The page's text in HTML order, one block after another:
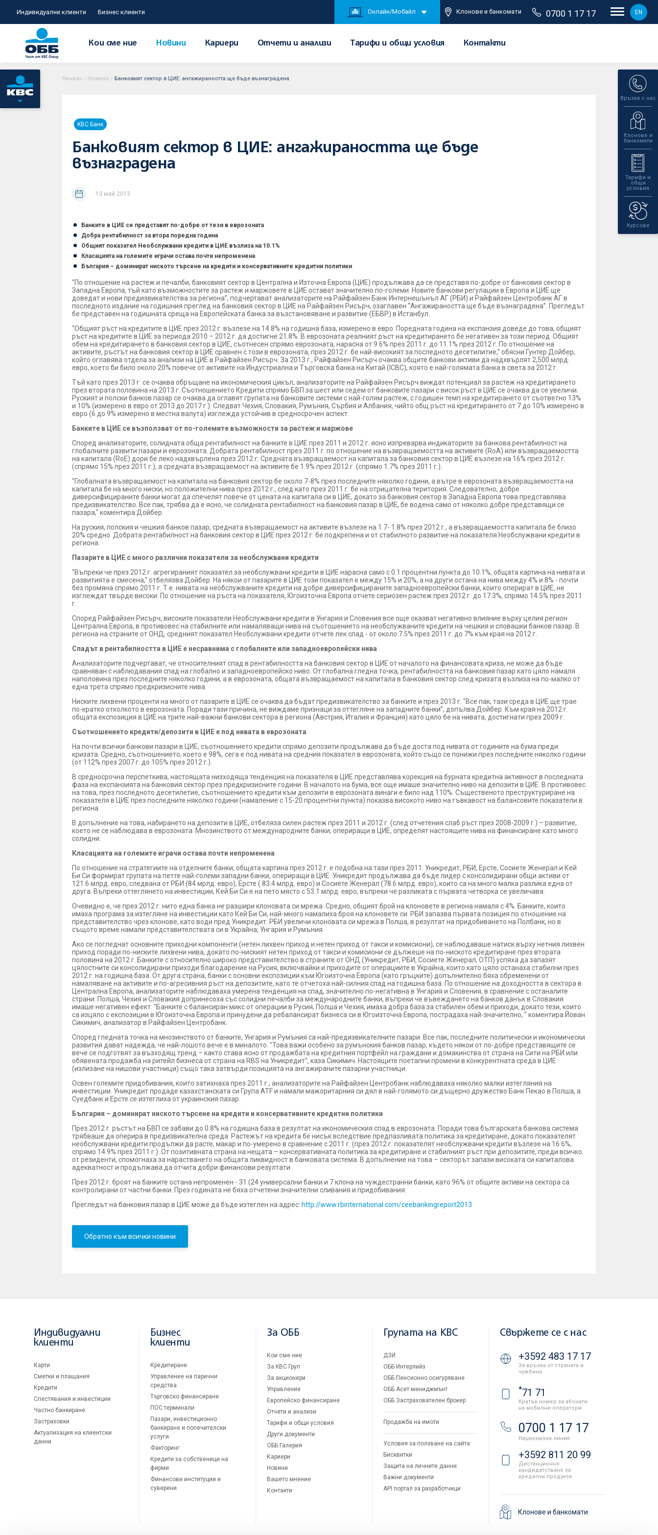
Индивидуални клиенти Бизнес клиенти Онлайн/Мобайл Клонове и банкомати 0700 1 17 17 EN
Кои сме ние Новини Кариери Отчети и анализи Тарифи и общи условия Контакти
Връзка с нас
Клонове и
банкомати
Тарифи и
общи
условия
Курсове
Начало / Новини / Банковият сектор в ЦИЕ: ангажираността ще бъде възнаградена
KBC Банк
Банковият сектор в ЦИЕ: ангажираността ще бъде
възнаградена
13 май 2013
Банките в ЦИЕ се представят по-добре от тези в еврозоната
Добра рентабилност за втора поредна година
Oбщият показател Необслужвани кредити в ЦИЕ възлиза на 10.1%
Класацията на големите играчи остава почти непроменена
България – доминират ниското търсене на кредити и консервативните кредитни политики
"По отношение на растеж и печалби, банковият сектор в Централна и Източна Европа (ЦИЕ) продължава да се представя по-добре от банковия сектор в
Западна Европа, тъй като възможностите за растеж и маржовете в ЦИЕ остават значително по-големи. Новите банкови регулации в Европа и ЦИЕ ще
доведат и нови предизвикателства за региона”, подчертават анализаторите на Райфайзен Банк Интернешънъл АГ (РБИ) и Райфайзен Центробанк АГ в
последното издание на годишния преглед на банковия сектор в ЦИЕ на Райфайзен Рисърч, озаглавен “Ангажираността ще бъде възнаградена”. Прегледът
бе представен на годишната среща на Европейската банка за възстановяване и развитие (ЕБВР) в Истанбул.
“Общият ръст на кредитите в ЦИЕ през 2012 г. възлезе на 14.8% на годишна база, измерено в евро. Поредната година на експанзия доведе до това, общият
ръст на кредитите в ЦИЕ за периода 2010 – 2012 г. да достигне 21.8%. В еврозоната реалният ръст на кредитирането бе негативен за този период. Общият
обем на кредитирането в банковия сектор в ЦИЕ, съотнесен спрямо еврозоната, нарасна от 9.6% през 2011 г. до 11.1% през 2012 г. По отношение на
активите, ръстът на банковия сектор в ЦИЕ сравнен с този в еврозоната, през 2012 г. бе най-високият за последното десетилитие,” обясни Гунтер Дойбер,
който оглавява отдела за анализи на ЦИЕ в Райфайзен Рисърч. За 2013 г., Райфайзен Рисърч очаква общите банкови активи да надхвърлят 2,500 млрд.
евро, което би било около 20% повече от активите на Индустриална и Търговска банка на Китай (ICBC), която е най-голямата банка в света за 2012 г.
Тъй като през 2013 г. се очаква обръщане на икономическия цикъл, анализаторите на Райфайзен Рисърч виждат потенциал за растеж на кредитирането
през втората половина на 2013 г. Съотношението Кредити спрямо БВП за шест или седем от банковите пазари с висок ръст в ЦИЕ се очаква да се увеличи.
Руският и полски банков пазар се очаква да оглавят групата на банковите системи с най-голям растеж, с годишен темп на кредитирането от съответно 13%
и 10% (измерено в евро от 2013 до 2017 г.). Следват Чехия, Словакия, Румъния, Сърбия и Албания, чийто общ ръст на кредитирането от 7 до 10% измерено в
евро (6 до 9% измерено в местна валута) изглежда устойчив в средносрочен аспект.
Банките в ЦИЕ се възползват от по-големите възможности за растеж и маржове
Според анализаторите, солидната обща рентабилност на банките в ЦИЕ през 2011 и 2012 г. ясно изпреварва индикаторите за банкова рентабилност на
глобалните развити пазари и еврозоната. Добрата рентабилност през 2011 г. по отношение на възвращаемостта на активите (RoA) или възвращаемостта
на капитала (RoE) дори бе леко надхвърлена през 2012 г. Средната възвращаемост на капитала за банковия сектор в ЦИЕ възлезе на 16% през 2012 г.
(спрямо 15% през 2011 г.), а средната възвращаемост на активите бе 1.9% през 2012 г. (спрямо 1.7% през 2011 г.).
"Глобалната възвращаемост на капитала на банковия сектор бе около 7-8% през последните няколко години, а вътре в еврозоната възвращаемостта на
капитала бе на много ниски, но положителни нива през 2012 г., след като през 2011 г. бе на отрицателна територия. Следователно, добре
диверсифицираните банки могат да спечелят повече от цената на капитала си в ЦИЕ, докато за банковия сектор в Западна Европа това представлява
предизвикателство. Все пак, трябва да е ясно, че солидната рентабилност на банковия пазар в ЦИЕ, бе водена само от няколко добре представящи се
пазара," коментира Дойбер.
На руския, полския и чешкия банков пазар, средната възвращаемост на активите възлезе на 1.7- 1.8% през 2012 г., а възвращаемостта капитала бе близо
20% средно. Добрата рентабилност на банковия сектор в ЦИЕ през 2012 г. бе подкрепена и от стабилното развитие на показателя Необслужвани кредити в
региона.
Пазарите в ЦИЕ с много различни показатели за необслужвани кредити
"Въпреки че през 2012 г. агрегираният показател за необслужвани кредити в ЦИЕ нарасна само с 0.1 процентни пункта до 10.1%, общата картина на нивата и
развитията е смесена," отбелязва Дойбер. На някои от пазарите в ЦИЕ този показател е между 15% и 20%, а на други остана на нива между 4% и 8% - почти
без промяна спрямо 2011 г. Т.е. нивата на необслужваните кредити на добре диверсифицираните западноевропейски банки, които оперират в ЦИЕ, не
изглеждат твърде високи. По отношение на ръста на показателя, Югоизточна Европа отчете сериозен растеж през 2012 г. до 17.3%, спрямо 14.5% през 2011
г.
Според Райфайзен Рисърч, високите показатели Необслужвани кредити в Унгария и Словения все още оказват негативно влияние върху целия регион
Централна Европа, в противовес на стабилните или намаляващи нива на съотошението на необслужваните кредити на чешкия и словашки банков пазар. В
региона на страните от ОНД, средният показател Необслужвани кредити отчете лек спад - от около 7.5% през 2011 г. до 7% към края на 2012 г.
Спадът в рентабилността в ЦИЕ е несравнима с глобалните или западноевропейски нива
Анализаторите подчертават, че относителният спад в рентабилността на банковия сектор в ЦИЕ от началото на финансовата криза, не може да бъде
сравняван с наблюдавания спад на глобално и западноевропейско ниво. От глобална гледна точка, рентабилността на банковия пазар като цяло намаля
наполовина през последните няколко години, а в еврозоната, общата възвращаемост на капитала в банковия сектор след кризата възлиза на по-малко от
една трета спрямо предкризисните нива.
Ниските лихвени проценти на много от пазарите в ЦИЕ се очаква да бъдат предизвикателство за банките и през 2013 г. "Все пак, тази среда в ЦИЕ ще трае
по-кратко отколкото в еврозоната. Поради тази причина, не виждаме признаци за оттегляне на западните банки”, допълва Дойбер. Към края на 2012 г.
общата експозиция в ЦИЕ на трите най-важни банкови сектора в региона (Австрия, Италия и Франция) като цяло бе на нивата, достигнати през 2009 г.
Съотношението кредити/депозити в ЦИЕ е под нивата в еврозоната
На почти всички банкови пазари в ЦИЕ, съотношението кредити спрямо депозити продължава да бъде доста под нивата от годините на бума преди
кризата. Средно, съотношението, което е 98%, сега е под нивата на средния показател в еврозоната, който също се понижи през последните няколко години
(от 112% през 2007 г. до 105% през 2012 г.).
В средносрочна перспеткива, настоящата низходяща тенденция на показателя в ЦИЕ представлява корекция на бурната кредитна активност в последната
фаза на експанзията на банковия сектор през предкризисните години. В началото на бума, все още имаше значително ниво на депозити в ЦИЕ. В противовес
на това, през последното десетилетие, съотношението кредити към депозити в еврозоната винаги е било над 110%. Същественото преструктуриране на
показателя в ЦИЕ през последните няколко години (намаление с 15-20 процентни пункта) показва високото ниво на гъвкавост на балансовите показатели в
региона.
В допълнение на това, набирането на депозити в ЦИЕ, отбеляза силен растеж през 2011 и 2012 г. (след отчетения слаб ръст през 2008-2009 г.) – развитие,
което не се наблюдава в еврозоната. Мнозинството от международните банки, опериращи в ЦИЕ, определят настоящите нива на финансиране като много
солидни.
Класацията на големите играчи остава почти непроменена
По отношение на стратегиите на отделните банки, общата картина през 2012 г. е подобна на тази през 2011. Уникредит, РБИ, Ерсте, Сосиете Женерал и Кей
Би Си формират групата на петте най-големи западни банки, опериращи в ЦИЕ. Уникредит продължава да бъде лидер с консолидирани общи активи от
121.6 млрд. евро, следвана от РБИ (84 мрлд. евро), Ерсте ( 83.4 млрд. евро) и Сосиете Женерал (78.6 млрд. евро), които са на много малка разлика една от
друга. Въпреки оттеглянето на инвестиции, Кей Би Си е на пето място с 53.1 млрд. евро, въпреки че разликата с първата четворка се увеличава.
Очевидно е, че през 2012 г. нито една банка не разшири клоновата си мрежа. Средно, общият брой на клоновете в региона намаля с 4%. Банките, които
имаха програма за изтегляне на инвестиции като Кей Би Си, най-много намалиха броя на клоновете си. РБИ запазва първата позиция по отношение на
представителство чрез клонове, като води пред Уникредит. РБИ увеличи клоновата си мрежа в Полша, в резултат на придобиването на Полбанк, но в
същото време намали представителствата си в Украйна, Унгария и Румъния.
Ако се погледнат основните приходни компоненти (нетен лихвен приход и нетен приход от такси и комисиони), се наблюдаваше натиск върху нетния лихвен
приход поради по-ниските лихвени нива, докато по-ниският нетен приход от такси и комисиони се дължеше на по-ниското кредитиране през втората
половина на 2012 г. Банките с относително широко представителство в страните от ОНД (Уникредит, РБИ, Сосиете Женерал, ОТП) успяха да запазят
цялостните си консолидирани приходи благодарение на Русия, включвайки и приходите от операциите в Украйна, които като цяло останаха стабилни през
2012 г. на годишна база. От друга страна, банки с основни експозиции към Югоизточна Европа (като гръцките) допълнително бяха обременени от
намаляване на активите и по-агресивния ръст на депозитите, като те отчетоха най-силния спад на годишна база. По отношение на доходността в сектора в
Централна Европа, анализаторите наблюдаваха умерена тенденция на спад, значително по-негативна в Унгария и Словения, в сравнение с останалите
страни. Полша, Чехия и Словакия допринесоха със солидни печалби за международните банки, въпреки че въвеждането на банков данък в Словакия
имаше негативен ефект. "Банките с балансиран микс от операции в Русия, Полша и Чехия, имаха добра база за стабилен обем и приходи, докато тези, които
са изцяло с експозиции в Югоизточна Европа и принудени да ребалансират бизнеса си в Югоизточна Европа, пострадаха най-значително, " коментира Йован
Сикимич, анализатор в Райфайзен Центробанк.
Според гледната точка на мнозинството от банките, Унгария и Румъния са най-предизвикателните пазари. Все пак, последните политически и икономически
развития дават надежда, че най-лошото вече е в миналото. "Това важи особено за румънския банков пазар, където някои от по-добре представящите се
вече се подготвят за възходящ тренд – както става ясно от продажбата на кредитния портфейл на граждани и домакинства от страна на Сити на РБИ или
обявената продажба на ритейл бизнеса от страна на RBS на Уникредит", каза Сикимич. Настоящите поетапни промени в конкурентната среда в ЦИЕ
(излизане на нишови участници) също така затвърди позицията на ангажираните пазарни участници.
Освен големите придобивания, които затихнаха през 2011 г., анализаторите на Райфайзен Центробанк наблюдаваха няколко малки изтегляния на
инвестиции. Уникредит продаде казахстанската си Група ATF и намали мажоритарния си дял в най-голямото си дъщерно дружество Банк Пекао в Полша, а
Суедбанк и Ерсте се изтеглиха от украинския пазар.
България – доминират ниското търсене на кредити и консервативните кредитни политики
През 2012 г. ръстът на БВП се забави до 0.8% на годишна база в резултат на икономическия спад в еврозоната. Поради това българската банкова система
трябваше да оперира в предизвикателна среда. Растежът на кредита бе нисък вследствие предпазливата политика за кредитиране, докато показателят
необслужвани кредити продължи да расте, макар и по-умерено в сравнение с 2011 г. (през 2012 г. показателят необслужвани кредити възлезе на 16.6%,
спрямо 14.9% през 2011 г.). От позитивната страна на нещата – консервативната политика за кредитиране и стабилният ръст при депозитите, преди всичко
от резиденти, спомогнаха за нарастването на общата ликвидност в банковата система. В допълнение на това – секторът запази високата си капиталова
адекватност и продължава да отчита добри финансови резултати.
През 2012 г. броят на банките остана непроменен - 31 (24 универсални банки и 7 клона на чуждестранни банки, като 96% от общите активи на сектора са
контролирани от частни банки. През годината не бяха отчетени значителни сливания и придобивания.
Прегледът на банковия пазар в ЦИЕ може да бъде изтеглен на адрес: http://www.rbinternational.com/ceebankingreport2013
Обратно към всички новини
Индивидуални
клиенти
Карти
Сметки и плащания
Кредити
Спестявания и инвестиции
Частно банкиране
Застраховки
Актуализация на клиентски
данни
Бизнес
клиенти
Кредитиране
Управление на парични
средства
Търговско финансиране
ПОС терминали
Пазари, инвестиционно
банкиране и попечителски
услуги
Факторинг
Кредити за собственици на
фирми
Финансови институции и
суверени
За ОББ
Кои сме ние
За KBC Груп
За акционери
Управление
Европейско финансиране
Отчети и анализи
Тарифи и общи условия
Други документи
ОББ Галерия
Кариери
Новини
Вашето мнение
Контакти
Групата на KBC
ДЗИ
ОББ Интерлийз
ОББ Пенсионно осигуряване
ОББ Асет мениджмънт
ОББ Застрахователен брокер
Продажба на имоти
Условия за ползване на сайта
Бисквитки
Защита на личните данни
Важни документи
API портал за разработчици
Свържете се с нас
+3592 483 17 17
За връзка от страната и
чужбина
*71 71
Кратък номер за абонати
на мобилни оператори
0700 1 17 17
Национална линия
+3592 811 20 99
Дистанционно
кандидатстване за
кредитни продукти
Клонове и банкомати